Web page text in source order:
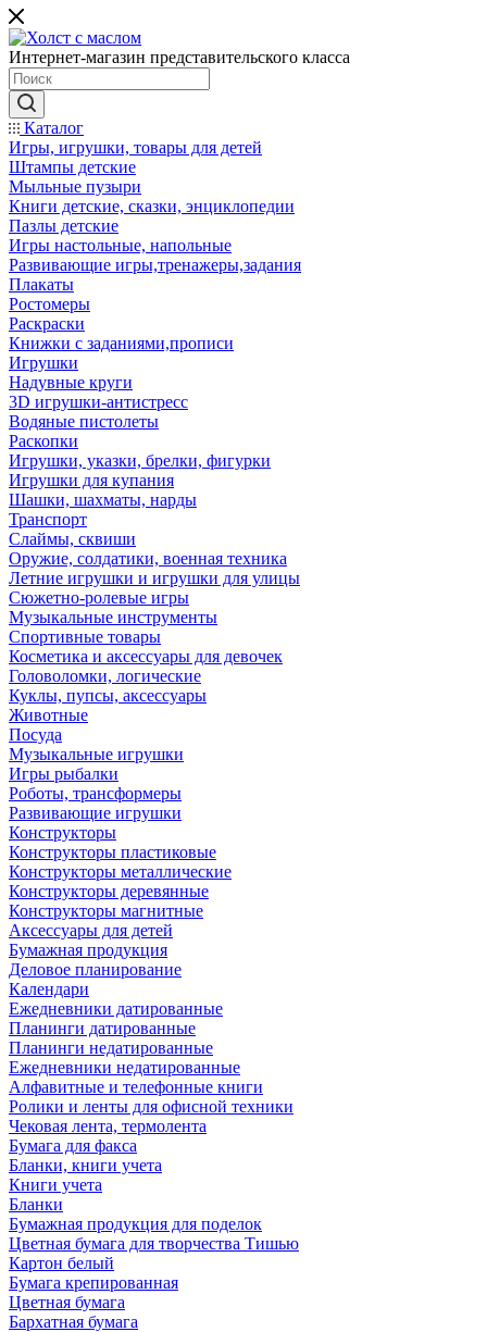
Интернет-магазин представительского класса
Каталог
Игры, игрушки, товары для детей
Штампы детские
Мыльные пузыри
Книги детские, сказки, энциклопедии
Пазлы детские
Игры настольные, напольные
Развивающие игры,тренажеры,задания
Плакаты
Ростомеры
Раскраски
Книжки с заданиями,прописи
Игрушки
Надувные круги
3D игрушки-антистресс
Водяные пистолеты
Раскопки
Игрушки, указки, брелки, фигурки
Игрушки для купания
Шашки, шахматы, нарды
Транспорт
Слаймы, сквиши
Оружие, солдатики, военная техника
Летние игрушки и игрушки для улицы
Сюжетно-ролевые игры
Музыкальные инструменты
Спортивные товары
Косметика и аксессуары для девочек
Головоломки, логические
Куклы, пупсы, аксессуары
Животные
Посуда
Музыкальные игрушки
Игры рыбалки
Роботы, трансформеры
Развивающие игрушки
Конструкторы
Конструкторы пластиковые
Конструкторы металлические
Конструкторы деревянные
Конструкторы магнитные
Аксессуары для детей
Бумажная продукция
Деловое планирование
Календари
Ежедневники датированные
Планинги датированные
Планинги недатированные
Ежедневники недатированные
Алфавитные и телефонные книги
Ролики и ленты для офисной техники
Чековая лента, термолента
Бумага для факса
Бланки, книги учета
Книги учета
Бланки
Бумажная продукция для поделок
Цветная бумага для творчества Тишью
Картон белый
Бумага крепированная
Цветная бумага
Бархатная бумага